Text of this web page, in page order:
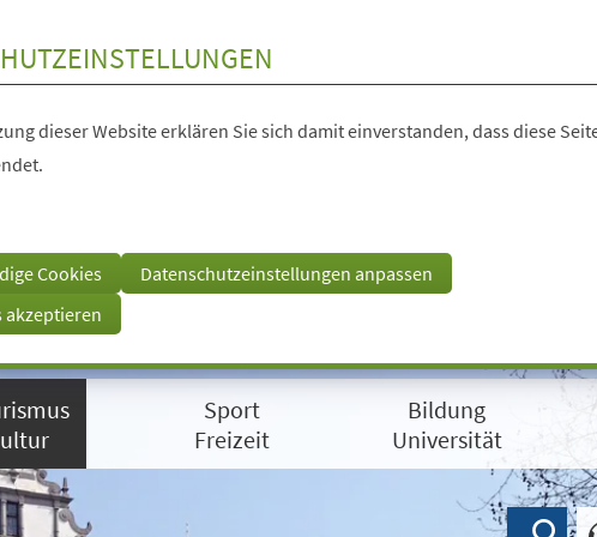
dieser Website erklären Sie sich damit einverstanden, dass diese
Cookies
Datenschutzeinstellungen anpassen
akzeptieren
Sport
Freizeit
Bildung
Universität